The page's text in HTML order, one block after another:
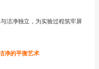
洁净独立，为实验过程筑牢屏
净的平衡艺术